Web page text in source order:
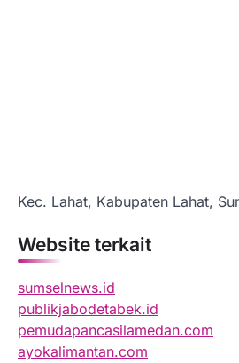
Kec. Lahat, Kabupaten Lahat,
Website terkait
sumselnews.id
publikjabodetabek.id
pemudapancasilamedan.com
ayokalimantan.com